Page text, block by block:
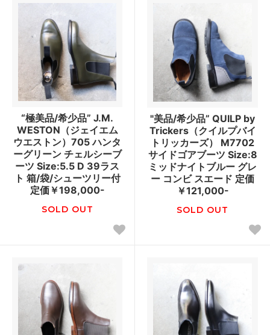
“極美品/希少品” J.M.
WESTON（ジェイエム
ウエストン）705 ハンタ
ーグリーン チェルシーブ
ーツ Size:5.5 D 39ラス
ト 箱/袋/シューツリー付
定価￥198,000-
SOLD OUT
"美品/希少品” QUILP by
Trickers（クイルプバイ
トリッカーズ） M7702
サイドゴアブーツ Size:8
ミッドナイトブルー グレ
ー コンビ スエード 定価
￥121,000-
SOLD OUT